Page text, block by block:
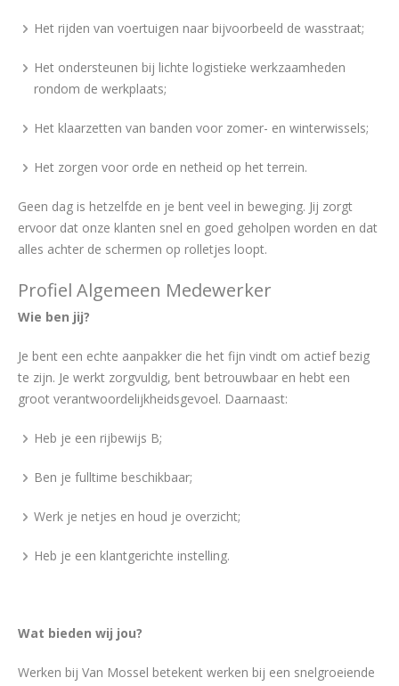
Het rijden van voertuigen naar bijvoorbeeld de wasstraat;
Het ondersteunen bij lichte logistieke werkzaamheden
rondom de werkplaats;
Het klaarzetten van banden voor zomer- en winterwissels;
Het zorgen voor orde en netheid op het terrein.
Geen dag is hetzelfde en je bent veel in beweging. Jij zorgt
ervoor dat onze klanten snel en goed geholpen worden en dat
alles achter de schermen op rolletjes loopt.
Profiel Algemeen Medewerker
Wie ben jij?
Je bent een echte aanpakker die het fijn vindt om actief bezig
te zijn. Je werkt zorgvuldig, bent betrouwbaar en hebt een
groot verantwoordelijkheidsgevoel. Daarnaast:
Heb je een rijbewijs B;
Ben je fulltime beschikbaar;
Werk je netjes en houd je overzicht;
Heb je een klantgerichte instelling.
Wat bieden wij jou?
Werken bij Van Mossel betekent werken bij een snelgroeiende